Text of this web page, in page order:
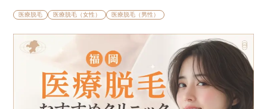
医療脱毛 医療脱毛（女性） 医療脱毛（男性）